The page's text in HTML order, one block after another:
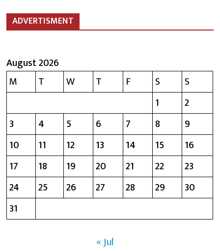
ADVERTISMENT
August 2026
M
T W T F S
S
1
2
3
4 5 6 7 8
9
10
11 12 13 14 15
16
17
18 19 20 21 22
23
24
25 26 27 28 29
30
31
« Jul